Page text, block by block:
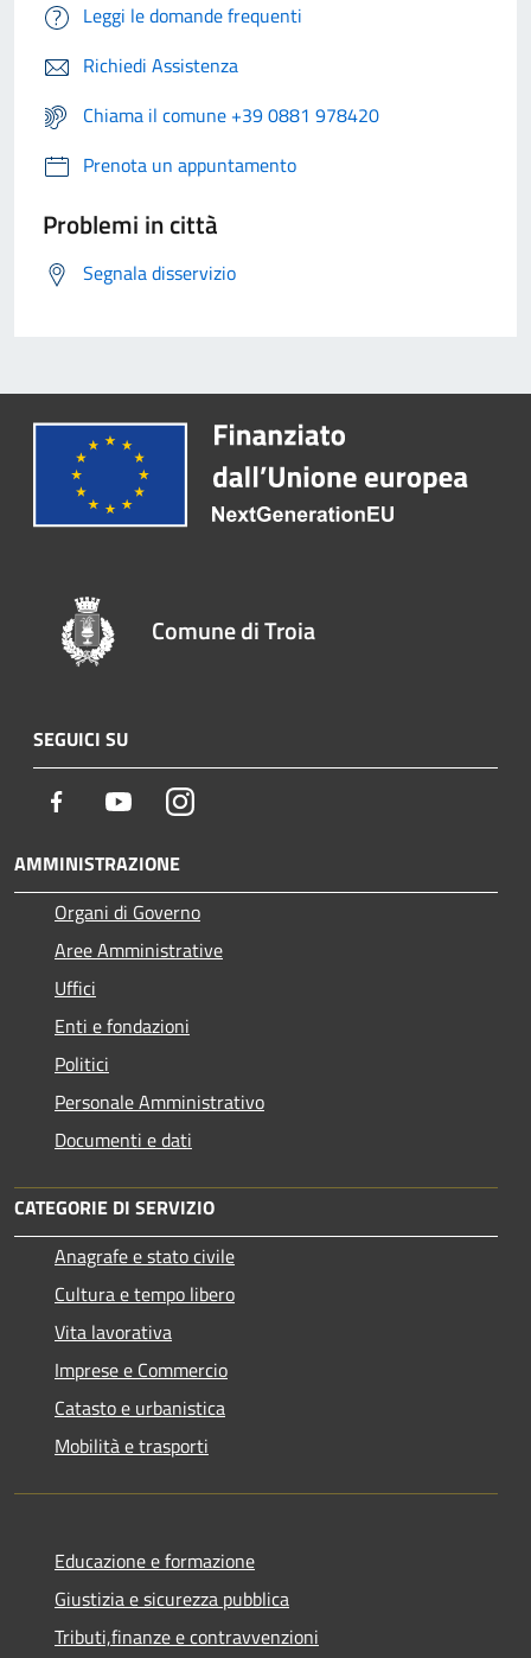
Leggi le domande frequenti
Richiedi Assistenza
Chiama il comune +39 0881 978420
Prenota un appuntamento
Problemi in città
Segnala disservizio
Comune di Troia
SEGUICI SU
Facebook YoutubeInstagram
AMMINISTRAZIONE
Organi di Governo
Aree Amministrative
Uffici
Enti e fondazioni
Politici
Personale Amministrativo
Documenti e dati
CATEGORIE DI SERVIZIO
Anagrafe e stato civile
Cultura e tempo libero
Vita lavorativa
Imprese e Commercio
Catasto e urbanistica
Mobilità e trasporti
Educazione e formazione
Giustizia e sicurezza pubblica
Tributi,finanze e contravvenzioni